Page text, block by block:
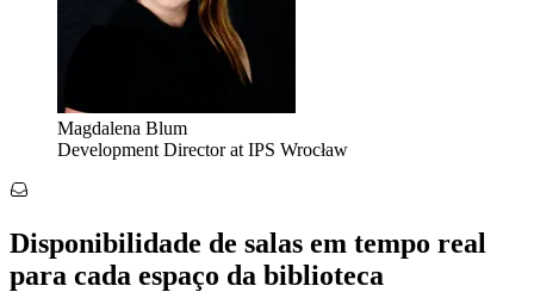
Magdalena Blum
Development Director at IPS Wrocław
Disponibilidade de salas em tempo real
para cada espaço da biblioteca